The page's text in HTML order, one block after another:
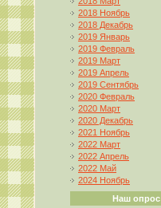
2018 Ноябрь
2018 Декабрь
2019 Январь
2019 Февраль
2019 Март
2019 Апрель
2019 Сентябрь
2020 Февраль
2020 Март
2020 Декабрь
2021 Ноябрь
2022 Март
2022 Апрель
2022 Май
2024 Ноябрь
Наш опрос